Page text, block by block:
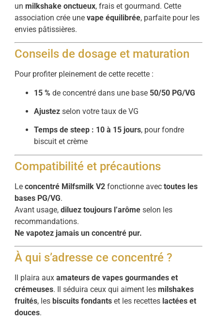
un milkshake onctueux, frais et gourmand. Cette
association crée une vape équilibrée, parfaite pour les
envies pâtissières.
Conseils de dosage et maturation
Pour profiter pleinement de cette recette :
15 % de concentré dans une base 50/50 PG/VG
Ajustez selon votre taux de VG
Temps de steep : 10 à 15 jours, pour fondre
biscuit et crème
Compatibilité et précautions
Le concentré Milfsmilk V2 fonctionne avec toutes les
bases PG/VG.
Avant usage, diluez toujours l’arôme selon les
recommandations.
Ne vapotez jamais un concentré pur.
À qui s’adresse ce concentré ?
Il plaira aux amateurs de vapes gourmandes et
crémeuses. Il séduira ceux qui aiment les milshakes
fruités, les biscuits fondants et les recettes lactées et
douces.